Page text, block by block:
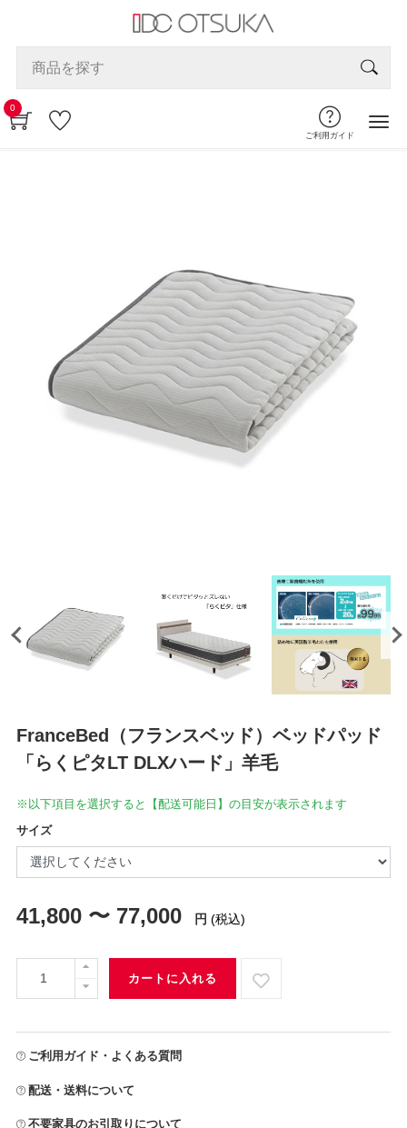
0
ご利用ガイド
FranceBed（フランスベッド）ベッドパッド
「らくピタLT DLXハード」羊毛
※以下項目を選択すると【配送可能日】の目安が表示されます
サイズ
41,800 〜 77,000 円 (税込)
カートに入れる
ご利用ガイド・よくある質問
配送・送料について
不要家具のお引取りについて